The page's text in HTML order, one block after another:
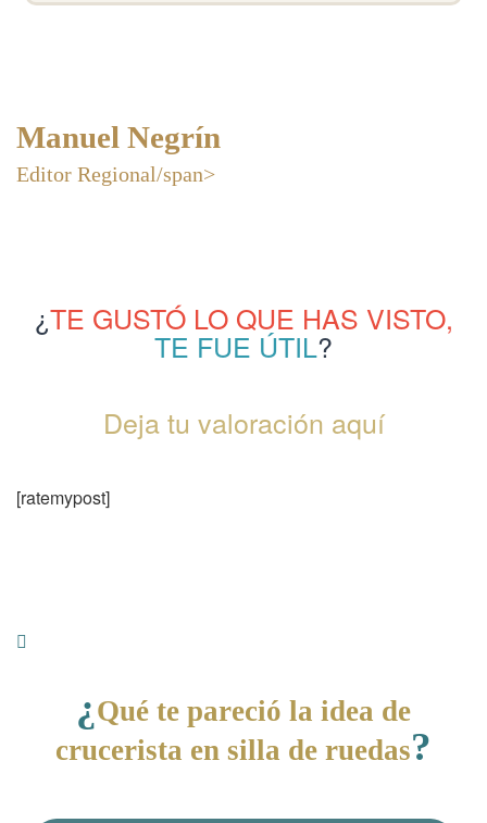
Manuel Negrín
Editor Regional/span>
¿TE GUSTÓ LO QUE HAS VISTO,
TE FUE ÚTIL?
Deja tu valoración aquí
[ratemypost]
¿ Qué te pareció la idea de
crucerista en silla de ruedas?